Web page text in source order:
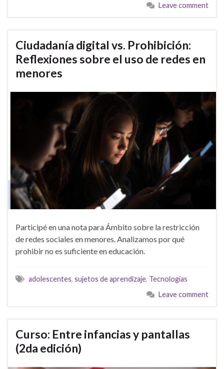
Leave comment
Ciudadanía digital vs. Prohibición:
Reflexiones sobre el uso de redes en
menores
Participé en una nota para Ámbito sobre la restricción
de redes sociales en menores. Analizamos por qué
prohibir no es suficiente en educación.
adolescentes, sujetos de aprendizaje, Tecnologías
Leave comment
Curso: Entre infancias y pantallas
(2da edición)